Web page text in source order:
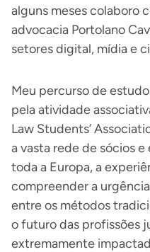
alguns meses colaboro
advocacia Portolano
setores digital, mídia e
Meu percurso de
pela atividade
Law Students’
a vasta rede de sócios
toda a Europa, a
compreender a
entre os métodos
o futuro das profissões
extremamente